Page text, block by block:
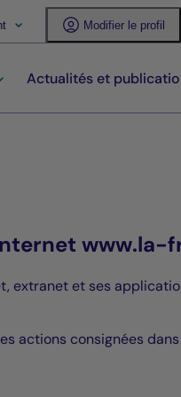
Modifier le profil
Actualités et
www.la-
extranet et ses
actions consignées